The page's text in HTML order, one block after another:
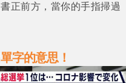
正前方，當你的手指掃過
字的意思！